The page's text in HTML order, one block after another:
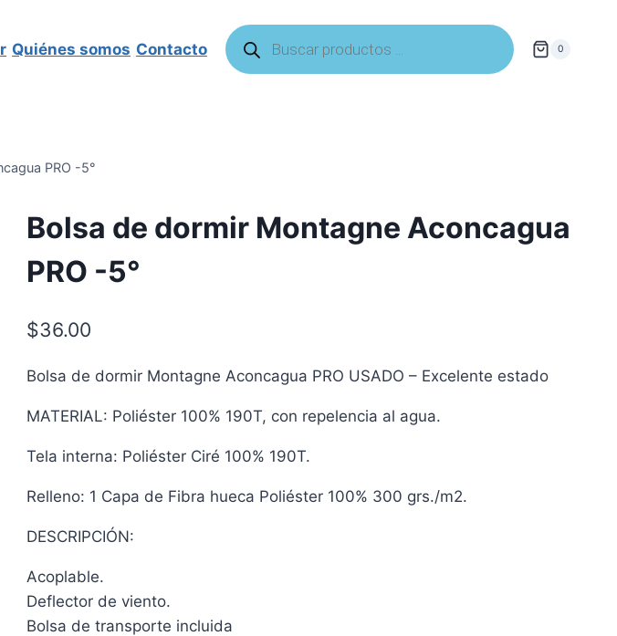
Quiénes somos Contacto
Búsqueda
de
productos
0
PRO -5°
Bolsa de dormir Montagne Aconcagua
PRO -5°
$36.00
Bolsa de dormir Montagne Aconcagua PRO USADO – Excelente estado
MATERIAL: Poliéster 100% 190T, con repelencia al agua.
Tela interna: Poliéster Ciré 100% 190T.
Relleno: 1 Capa de Fibra hueca Poliéster 100% 300 grs./m2.
DESCRIPCIÓN:
Acoplable.
Deflector de viento.
Bolsa de transporte incluida